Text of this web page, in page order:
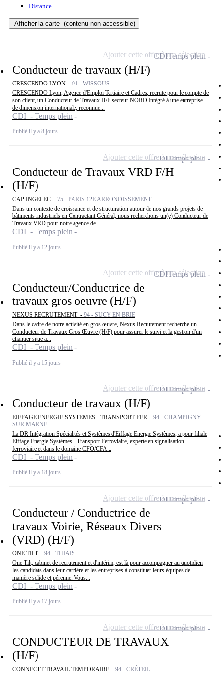
Distance
Afficher la carte (contenu non-accessible)
Conducteur de travaux (H/F)
CRESCENDO LYON - 91 - WISSOUS
CRESCENDO Lyon, Agence d'Emploi Tertiaire et Cadres, recrute pour le compte de
son client, un Conducteur de Travaux H/F secteur NORD Intégré à une entreprise
de dimension internationale, reconnue...
CDI - Temps plein
Publié il y a 8 jours
CDITemps plein
Ajouter cette offre à ma sélection
Conducteur de Travaux VRD F/H
(H/F)
CAP INGELEC - 75 - PARIS 12E ARRONDISSEMENT
Dans un contexte de croissance et de structuration autour de nos grands projets de
bâtiments industriels en Contractant Général, nous recherchons un(e) Conducteur de
Travaux VRD pour notre agence de...
CDI - Temps plein
Publié il y a 12 jours
CDITemps plein
Ajouter cette offre à ma sélection
Conducteur/Conductrice de
travaux gros oeuvre (H/F)
NEXUS RECRUTEMENT - 94 - SUCY EN BRIE
Dans le cadre de notre activité en gros œuvre, Nexus Recrutement recherche un
Conducteur de Travaux Gros Œuvre (H/F) pour assurer le suivi et la gestion d'un
chantier situé à...
CDI - Temps plein
Publié il y a 15 jours
CDITemps plein
Ajouter cette offre à ma sélection
Conducteur de travaux (H/F)
EIFFAGE ENERGIE SYSTEMES - TRANSPORT FER - 94 - CHAMPIGNY
SUR MARNE
La DR Intégration Spécialités et Systèmes d'Eiffage Energie Systèmes, a pour filiale
Eiffage Energie Systèmes - Transport Ferroviaire, experte en signalisation
ferroviaire et dans le domaine CFO/CFA...
CDI - Temps plein
Publié il y a 18 jours
CDITemps plein
Ajouter cette offre à ma sélection
Conducteur / Conductrice de
travaux Voirie, Réseaux Divers
(VRD) (H/F)
ONE TILT - 94 - THIAIS
One Tilt, cabinet de recrutement et d'intérim, est là pour accompagner au quotidien
les candidats dans leur carrière et les entreprises à constituer leurs équipes de
manière solide et pérenne. Vous...
CDI - Temps plein
Publié il y a 17 jours
CDITemps plein
Ajouter cette offre à ma sélection
CONDUCTEUR DE TRAVAUX
(H/F)
CONNECTT TRAVAIL TEMPORAIRE - 94 - CRÉTEIL
CDITemps plein
Ajouter cette offre à ma sélection